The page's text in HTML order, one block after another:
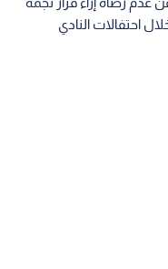
احتفالات النادي